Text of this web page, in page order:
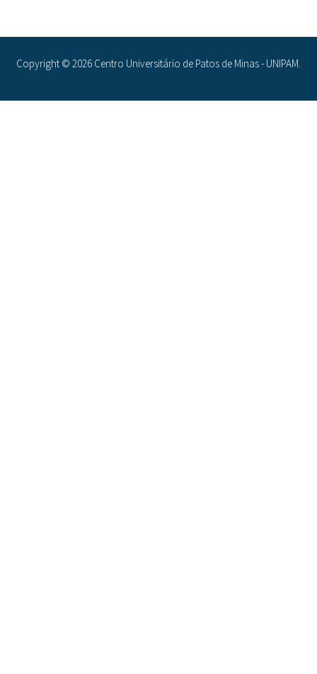
Copyright © 2026 Centro Universitário de Patos de Minas - UNIPAM.